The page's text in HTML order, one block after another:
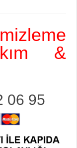
&
06 95